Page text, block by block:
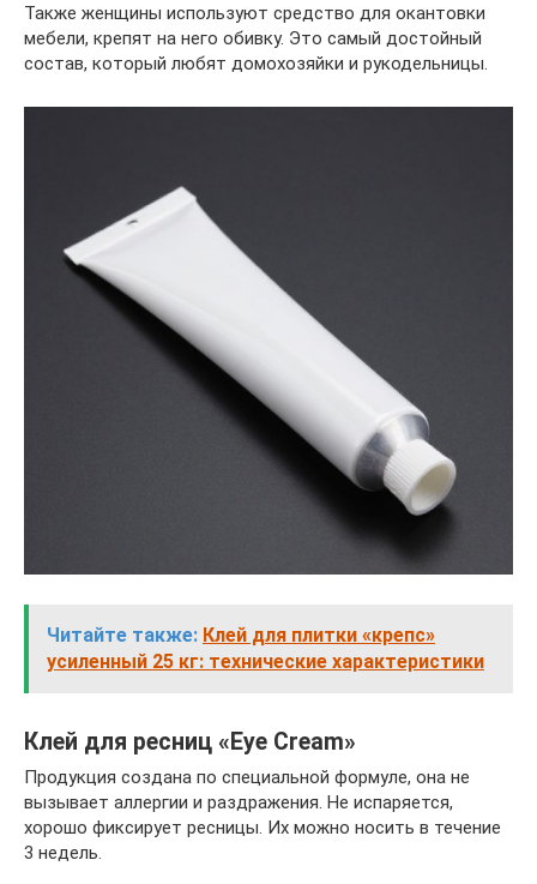
Также женщины используют средство для окантовки
мебели, крепят на него обивку. Это самый достойный
состав, который любят домохозяйки и рукодельницы.
Читайте также: Клей для плитки «крепс»
усиленный 25 кг: технические характеристики
Клей для ресниц «Eye Cream»
Продукция создана по специальной формуле, она не
вызывает аллергии и раздражения. Не испаряется,
хорошо фиксирует ресницы. Их можно носить в течение
3 недель.